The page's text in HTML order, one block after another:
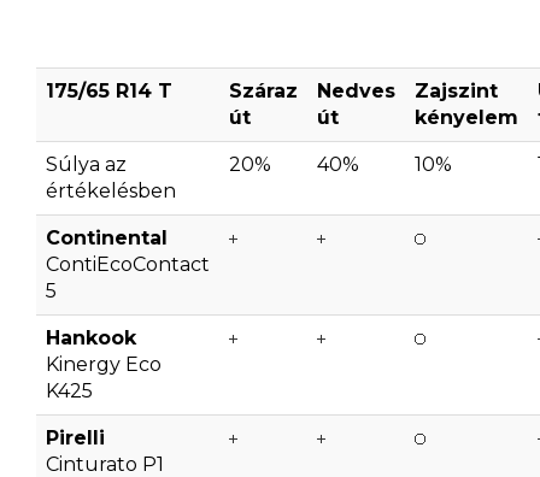
175/65 R14 T
Száraz
út
Nedves
út
Zajszint
kényelem
Súlya az
értékelésben
20% 40% 10%
Continental
ContiEcoContact
5
Hankook
Kinergy Eco
K425
Pirelli
Cinturato P1